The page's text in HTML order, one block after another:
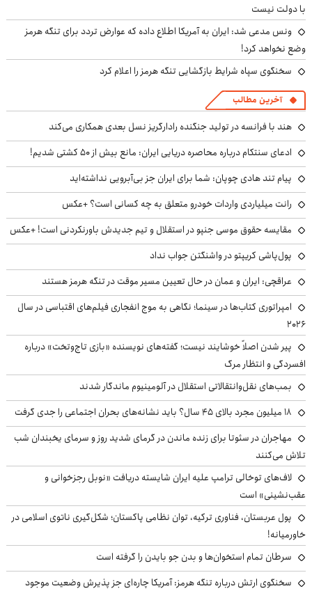
با دولت نیست
ونس مدعی شد: ایران به آمریکا اطلاع داده که عوارض تردد برای تنگه هرمز
وضع نخواهد کرد!
سخنگوی سپاه شرایط بازگشایی تنگه هرمز را اعلام کرد
آخرین مطالب
هند با فرانسه در تولید جنگنده رادارگریز نسل بعدی همکاری می‌کند
ادعای سنتکام درباره محاصره دریایی ایران: مانع بیش از ۵۰ کشتی شدیم!
پیام تند هادی چوپان: شما برای ایران جز بی‌آبرویی نداشته‌اید
رانت میلیاردی واردات خودرو متعلق به چه کسانی است؟ +عکس
مقایسه حقوق موسی جنپو در استقلال و تیم جدیدش باورنکردنی است! +عکس
پول‌پاشی کریپتو در واشنگتن جواب نداد
عراقچی: ایران و عمان در حال تعیین مسیر موقت در تنگه هرمز هستند
امپراتوری کتاب‌ها در سینما؛ نگاهی به موج انفجاری فیلم‌های اقتباسی در سال
۲۰۲۶
پیر شدن اصلاً خوشایند نیست؛ گفته‌های نویسنده «بازی تاج‌وتخت» درباره
افسردگی و انتظار مرگ
بمب‌های نقل‌وانتقالاتی استقلال در آلومینیوم ماندگار شدند
۱۸ میلیون مجرد بالای ۴۵ سال؟ باید نشانه‌های بحران اجتماعی را جدی گرفت
مهاجران در سئوتا برای زنده ماندن در گرمای شدید روز و سرمای یخبندان شب
تلاش می‌کنند
لاف‌های توخالی ترامپ علیه ایران شایسته دریافت «نوبل رجزخوانی و
عقب‌نشینی» است
پول عربستان، فناوری ترکیه، توان نظامی پاکستان؛ شکل‌گیری ناتوی اسلامی در
خاورمیانه!
سرطان تمام استخوان‌ها و بدن جو بایدن را گرفته است
سخنگوی ارتش درباره تنگه هرمز: آمریکا چاره‌ای جز پذیرش وضعیت موجود